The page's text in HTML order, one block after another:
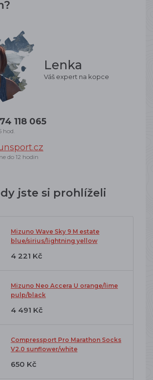
Lenka
Váš expert na kopce
118 065
hod.
do 12 hodin
jste si prohlíželi
Mizuno Wave Sky 9 M estate
blue/sirius/lightning yellow
4 221 Kč
Mizuno Neo Accera U orange/lime
pulp/black
4 491 Kč
Compressport Pro Marathon Socks
V2.0 sunflower/white
650 Kč